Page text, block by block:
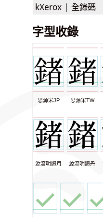
kXerox | 全錄碼
字型收錄
思源宋JP 思源宋TW
源流明體月 源流明體丹